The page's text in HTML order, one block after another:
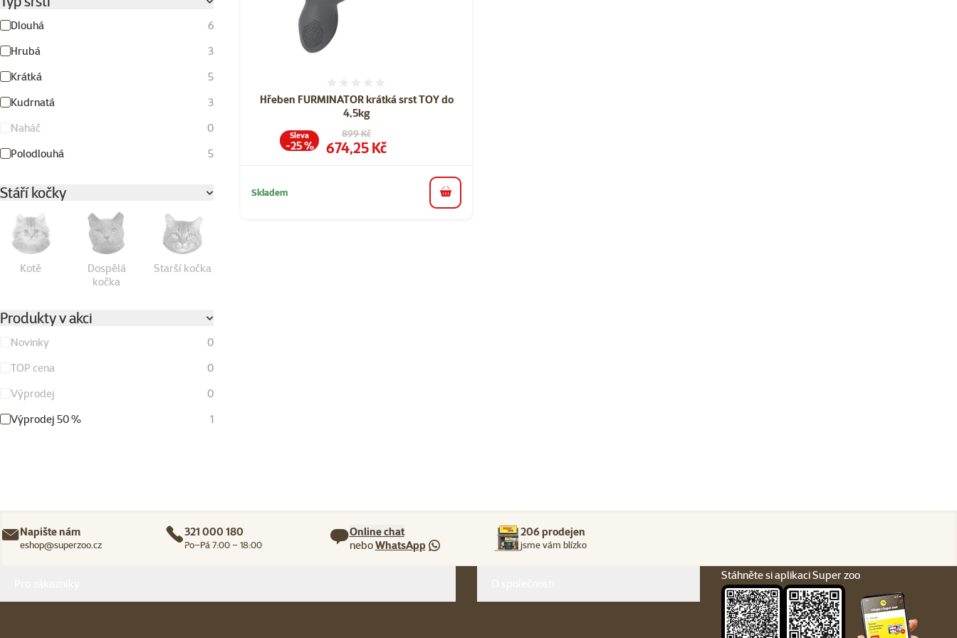
Dlouhá
6
Hrubá
3
Krátká
5
Kudrnatá
3
Naháč
0
Polodlouhá
5
Stáří kočky
Kotě
Dospělá
kočka
Starší kočka
Produkty v akci
Novinky
0
TOP cena
0
Výprodej
0
Výprodej 50 %
1
Hřeben FURMINATOR krátká srst TOY do
4,5kg
Původní cena
899 Kč
Cena
674,25 Kč
Sleva
-25 %
Skladem do košíku
Napište nám
eshop@superzoo.cz
321 000 180
Po–Pá 7:00 – 18:00
Online chat
neboWhatsApp
206 prodejen
jsme vám blízko
Stáhněte si aplikaci Super zoo